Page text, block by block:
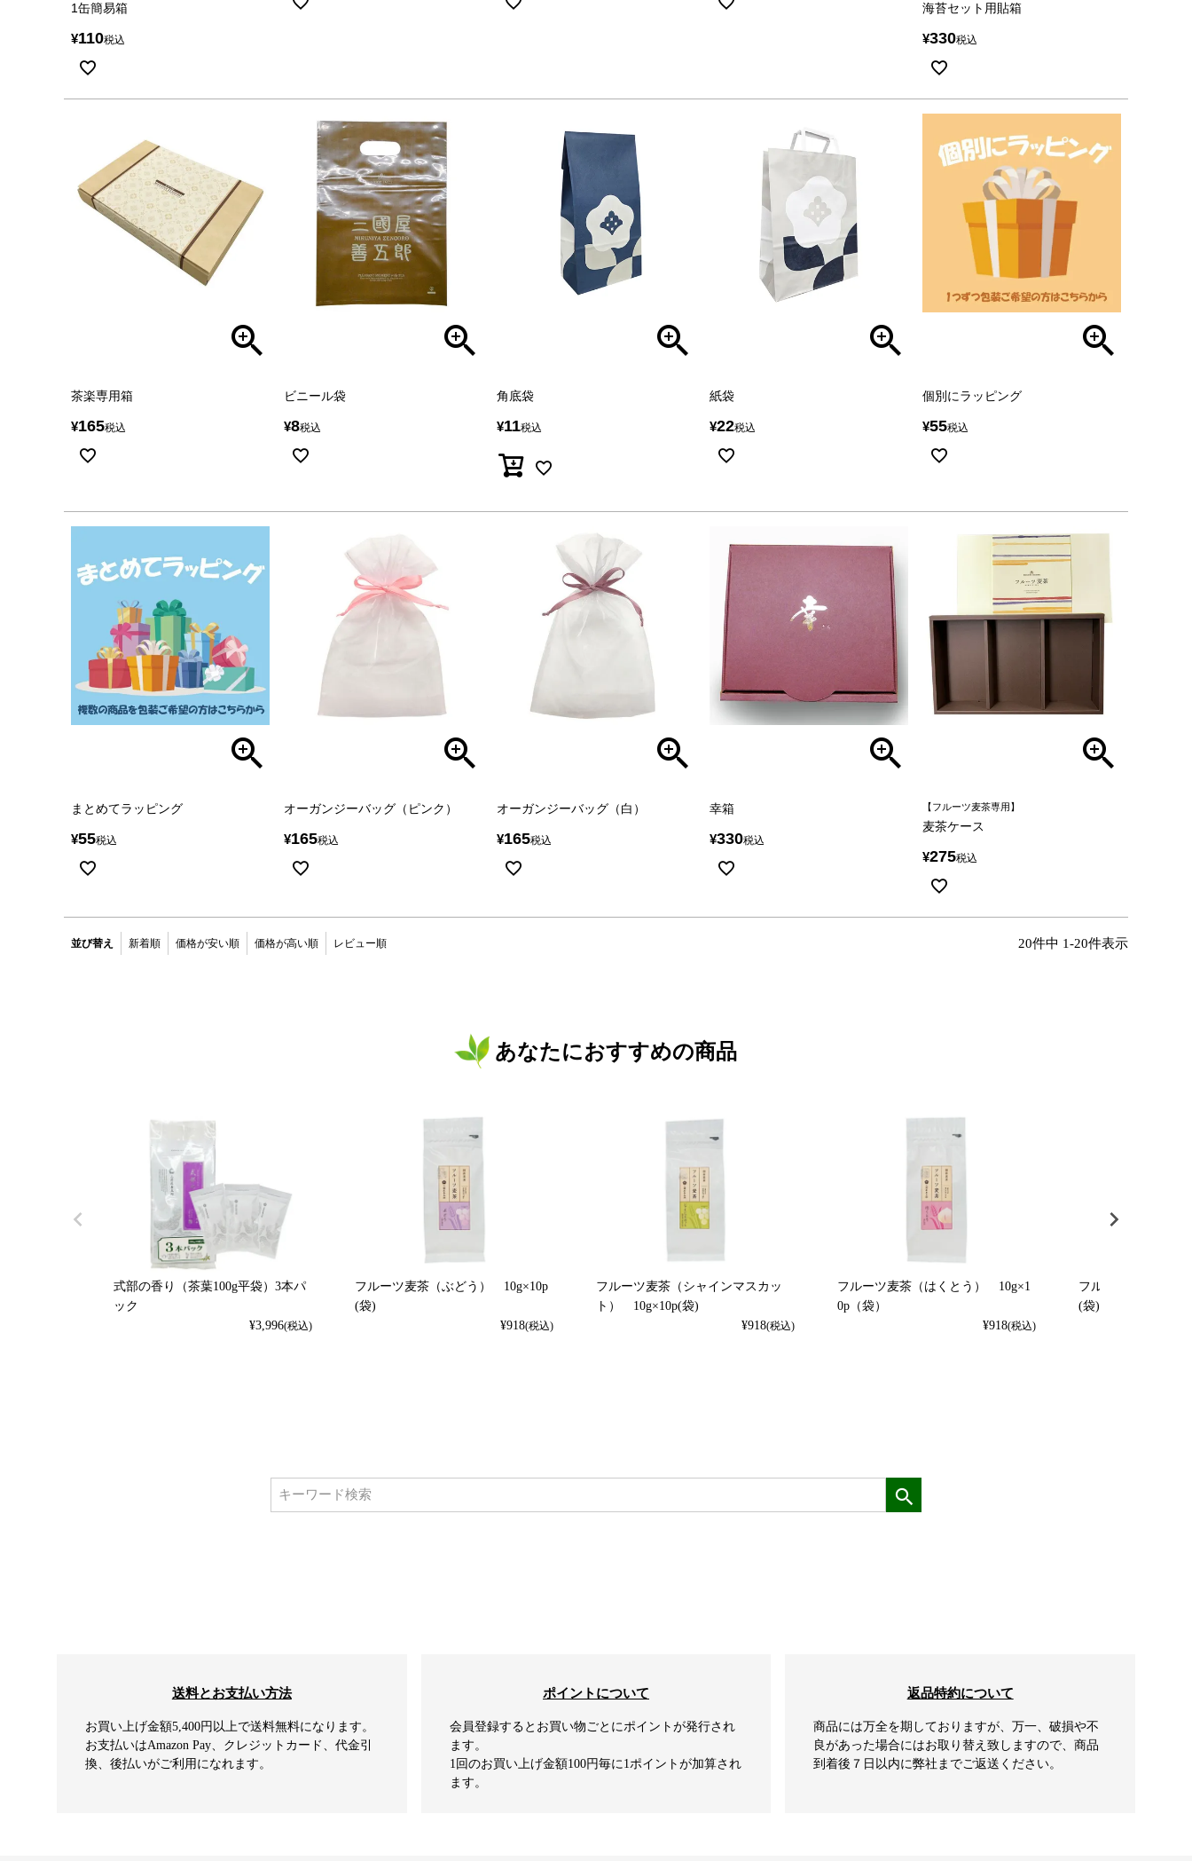
1缶簡易箱
¥110税込
海苔セット用貼箱
¥330税込
茶楽専用箱
¥165税込
ビニール袋
¥8税込
角底袋
¥11税込
紙袋
¥22税込
個別にラッピング
¥55税込
まとめてラッピング
¥55税込
オーガンジーバッグ（ピンク）
¥165税込
オーガンジーバッグ（白）
¥165税込
幸箱
¥330税込
【フルーツ麦茶専用】
麦茶ケース
¥275税込
並び替え 新着順 価格が安い順 価格が高い順 レビュー順 20件中 1-20件表示
あなたにおすすめの商品
式部の香り（茶葉100g平袋）3本パ
ック
¥3,996(税込)
フルーツ麦茶（ぶどう） 10g×10p
(袋)
¥918(税込)
フルーツ麦茶（シャインマスカッ
ト） 10g×10p(袋)
¥918(税込)
フルーツ麦茶（はくとう） 10g×1
0p（袋）
¥918(税込)
フルーツ麦茶（れ
(袋)
送料とお支払い方法
お買い上げ金額5,400円以上で送料無料になります。
お支払いはAmazon Pay、クレジットカード、代金引
換、後払いがご利用になれます。
ポイントについて
会員登録するとお買い物ごとにポイントが発行され
ます。
1回のお買い上げ金額100円毎に1ポイントが加算され
ます。
返品特約について
商品には万全を期しておりますが、万一、破損や不
良があった場合にはお取り替え致しますので、商品
到着後７日以内に弊社までご返送ください。